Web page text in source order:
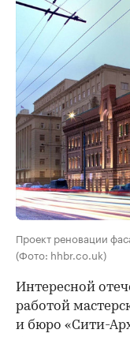
Проект реновации
(Фото: hhbr.co.uk)
Интересной
работой
и бюро «Сити-